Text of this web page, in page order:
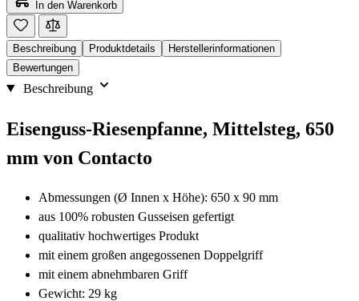
In den Warenkorb
Beschreibung Produktdetails
Herstellerinformationen
Bewertungen
Beschreibung
Eisenguss-Riesenpfanne, Mittelsteg, 650
mm von Contacto
Abmessungen (Ø Innen x Höhe): 650 x 90 mm
aus 100% robusten Gusseisen gefertigt
qualitativ hochwertiges Produkt
mit einem großen angegossenen Doppelgriff
mit einem abnehmbaren Griff
Gewicht: 29 kg